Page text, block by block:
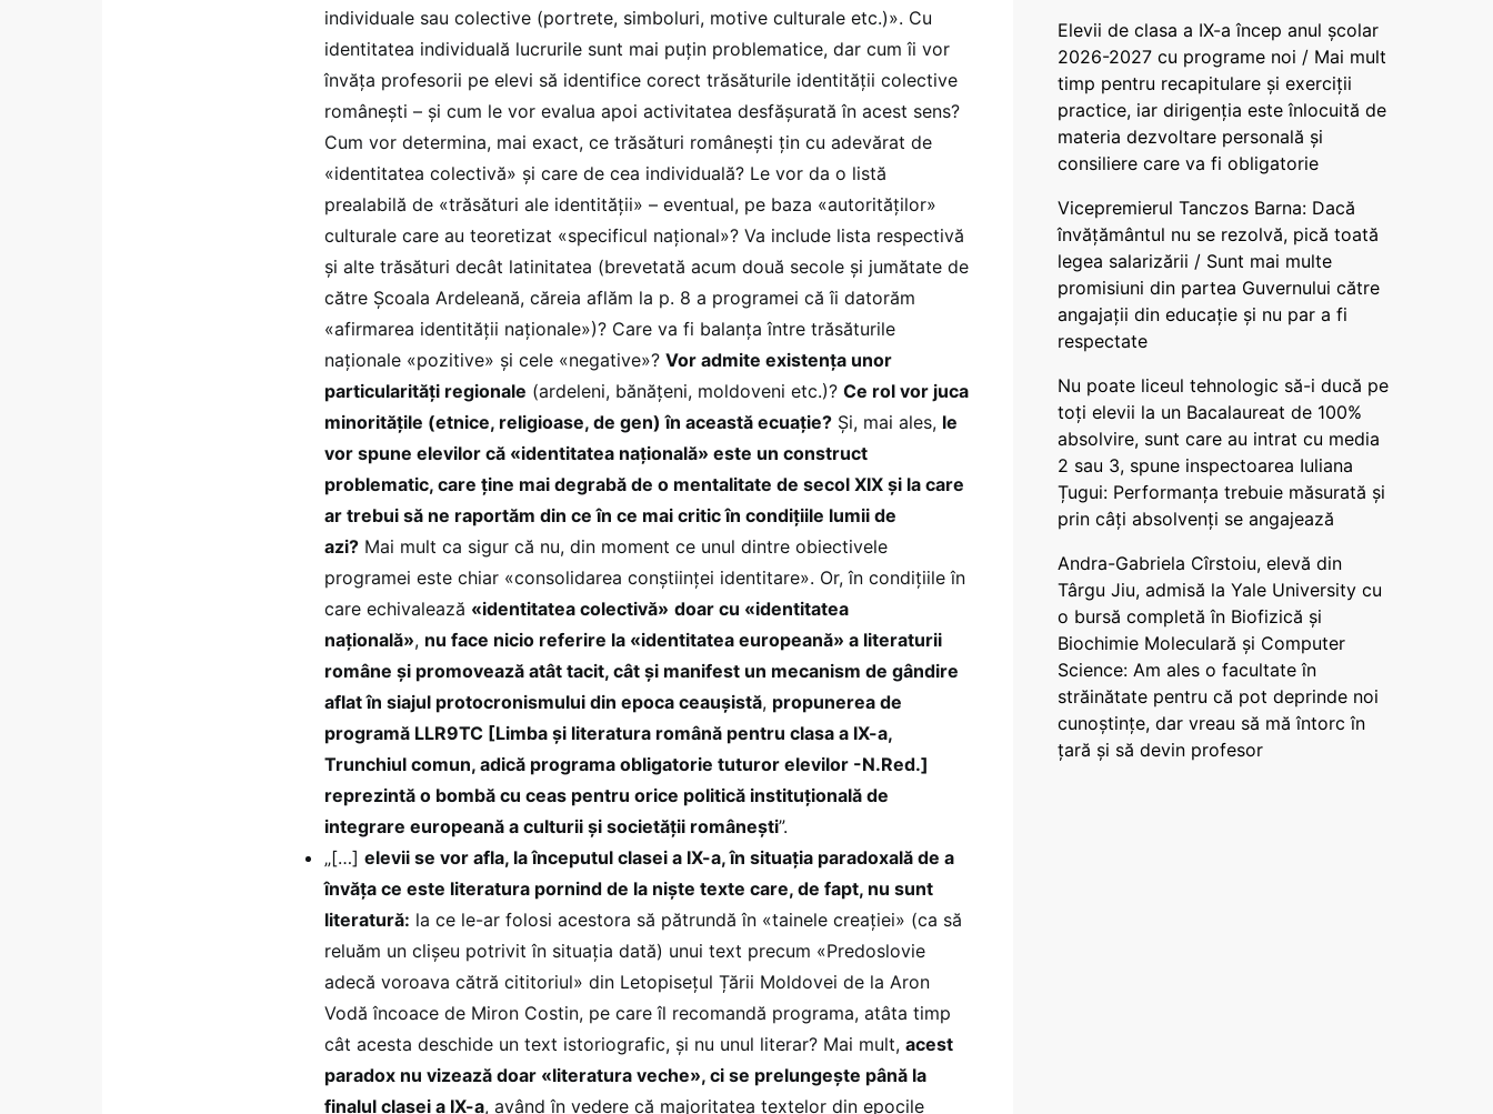
individuale sau colective (portrete, simboluri, motive culturale etc.)». Cu
identitatea individuală lucrurile sunt mai puțin problematice, dar cum îi vor
învăța profesorii pe elevi să identifice corect trăsăturile identității colective
românești – și cum le vor evalua apoi activitatea desfășurată în acest sens?
Cum vor determina, mai exact, ce trăsături românești țin cu adevărat de
«identitatea colectivă» și care de cea individuală? Le vor da o listă
prealabilă de «trăsături ale identității» – eventual, pe baza «autorităților»
culturale care au teoretizat «specificul național»? Va include lista respectivă
și alte trăsături decât latinitatea (brevetată acum două secole și jumătate de
către Școala Ardeleană, căreia aflăm la p. 8 a programei că îi datorăm
«afirmarea identității naționale»)? Care va fi balanța între trăsăturile
naționale «pozitive» și cele «negative»? Vor admite existența unor
particularități regionale (ardeleni, bănățeni, moldoveni etc.)? Ce rol vor juca
minoritățile (etnice, religioase, de gen) în această ecuație? Și, mai ales, le
vor spune elevilor că «identitatea națională» este un construct
problematic, care ține mai degrabă de o mentalitate de secol XIX și la care
ar trebui să ne raportăm din ce în ce mai critic în condițiile lumii de
azi? Mai mult ca sigur că nu, din moment ce unul dintre obiectivele
programei este chiar «consolidarea conștiinței identitare». Or, în condițiile în
care echivalează «identitatea colectivă» doar cu «identitatea
națională», nu face nicio referire la «identitatea europeană» a literaturii
române și promovează atât tacit, cât și manifest un mecanism de gândire
aflat în siajul protocronismului din epoca ceaușistă, propunerea de
programă LLR9TC [Limba și literatura română pentru clasa a IX-a,
Trunchiul comun, adică programa obligatorie tuturor elevilor -N.Red.]
reprezintă o bombă cu ceas pentru orice politică instituțională de
integrare europeană a culturii și societății românești”.
„[…] elevii se vor afla, la începutul clasei a IX-a, în situația paradoxală de a
învăța ce este literatura pornind de la niște texte care, de fapt, nu sunt
literatură: la ce le-ar folosi acestora să pătrundă în «tainele creației» (ca să
reluăm un clișeu potrivit în situația dată) unui text precum «Predoslovie
adecă voroava cătră cititoriul» din Letopisețul Țării Moldovei de la Aron
Vodă încoace de Miron Costin, pe care îl recomandă programa, atâta timp
cât acesta deschide un text istoriografic, și nu unul literar? Mai mult, acest
paradox nu vizează doar «literatura veche», ci se prelungește până la
finalul clasei a IX-a, având în vedere că majoritatea textelor din epocile
Elevii de clasa a IX-a încep anul școlar
2026-2027 cu programe noi / Mai mult
timp pentru recapitulare și exerciții
practice, iar dirigenția este înlocuită de
materia dezvoltare personală și
consiliere care va fi obligatorie
Vicepremierul Tanczos Barna: Dacă
învățământul nu se rezolvă, pică toată
legea salarizării / Sunt mai multe
promisiuni din partea Guvernului către
angajații din educație și nu par a fi
respectate
Nu poate liceul tehnologic să-i ducă pe
toți elevii la un Bacalaureat de 100%
absolvire, sunt care au intrat cu media
2 sau 3, spune inspectoarea Iuliana
Țugui: Performanța trebuie măsurată și
prin câți absolvenți se angajează
Andra-Gabriela Cîrstoiu, elevă din
Târgu Jiu, admisă la Yale University cu
o bursă completă în Biofizică și
Biochimie Moleculară și Computer
Science: Am ales o facultate în
străinătate pentru că pot deprinde noi
cunoștințe, dar vreau să mă întorc în
țară și să devin profesor